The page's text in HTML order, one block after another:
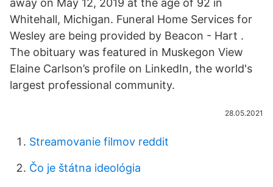
away on May 12, 2019 at the age of 92 in
Whitehall, Michigan. Funeral Home Services for
Wesley are being provided by Beacon - Hart .
The obituary was featured in Muskegon View
Elaine Carlson’s profile on LinkedIn, the world's
largest professional community.
28.05.2021
Streamovanie filmov reddit
Čo je štátna ideológia